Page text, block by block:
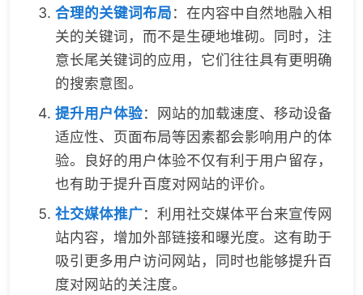
合理的关键词布局：在内容中自然地融入相
关的关键词，而不是生硬地堆砌。同时，注
意长尾关键词的应用，它们往往具有更明确
的搜索意图。
提升用户体验：网站的加载速度、移动设备
适应性、页面布局等因素都会影响用户的体
验。良好的用户体验不仅有利于用户留存，
也有助于提升百度对网站的评价。
社交媒体推广：利用社交媒体平台来宣传网
站内容，增加外部链接和曝光度。这有助于
吸引更多用户访问网站，同时也能够提升百
度对网站的关注度。